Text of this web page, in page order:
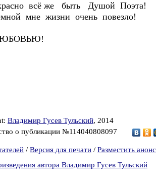
всё же быть Душой Поэта!
мне жизни очень повезло!
Владимир Гусев Тульский, 2014
о публикации №114040808097
/ Версия для печати / Разместить анонс
автора Владимир Гусев Тульский